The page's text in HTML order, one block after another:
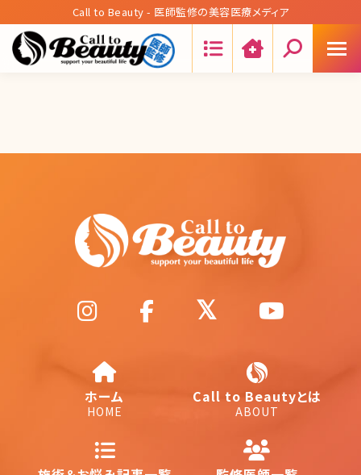
Call to Beauty - 医師監修の美容医療メディア
ホーム
HOME
Call to Beautyとは
ABOUT